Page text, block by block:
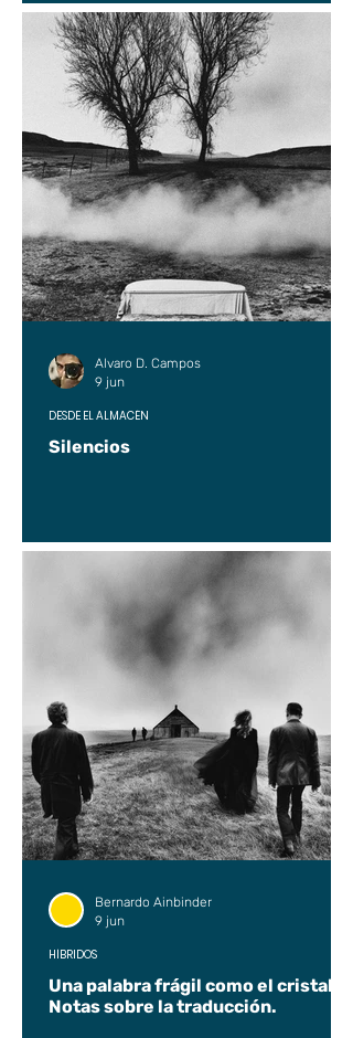
Silencios
DESDE EL ALMACÉN
Alvaro D. Campos
9 jun
Una palabra frágil como el cristal.
Notas sobre la traducción.
HÍBRIDOS
Bernardo Ainbinder
9 jun